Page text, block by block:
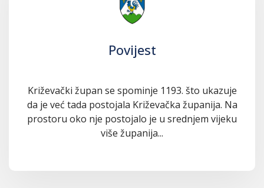
Povijest
Križevački župan se spominje 1193. što ukazuje
da je već tada postojala Križevačka županija. Na
prostoru oko nje postojalo je u srednjem vijeku
više županija...